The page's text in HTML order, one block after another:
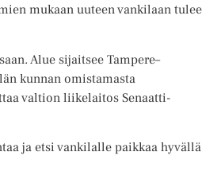
mukaan uuteen vankilaan tulee
Alue sijaitsee Tampere–
kunnan omistamasta
valtion liikelaitos Senaatti-
ja etsi vankilalle paikkaa hyvällä